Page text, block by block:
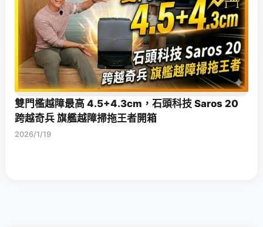
雙門檻越障最高 4.5+4.3cm，石頭科技 Saros 20
跨越奇兵 旗艦越障掃拖王者開箱
2026/1/19